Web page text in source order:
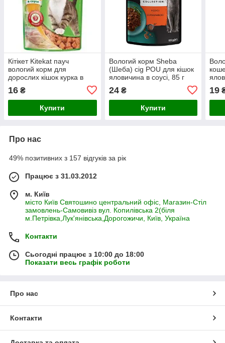
Кітікет Kitekat пауч
вологий корм для
дорослих кішок курка в
16 ₴
Купити
Вологий корм Sheba
(Шеба) cig POU для кішок
яловичина в соусі, 85 г
24₴
Купити
19
Про нас
49% позитивних з 157 відгуків за рік
Працює з 31.03.2012
м. Київ
місто Київ Святошино центральний офіс, Магазин-Стіл
замовлень-Самовивіз вул. Копилівська 2(біля
м.Петрівка,Лук'янівська,Дорогожичи, Київ, Україна
Контакти
Сьогодні працює з 10:00 до 18:00
Показати весь графік роботи
Про нас
Контакти